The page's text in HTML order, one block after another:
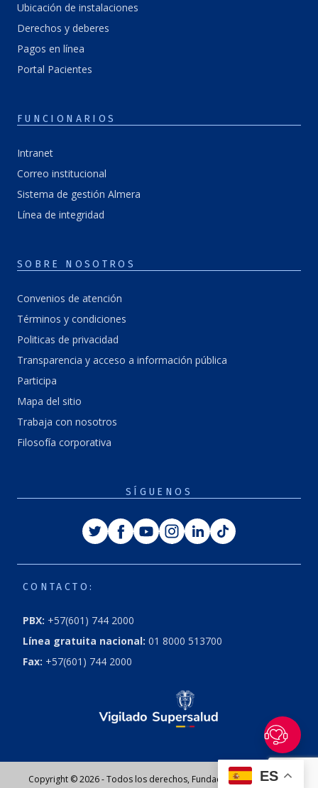
Ubicación de instalaciones
Derechos y deberes
Pagos en línea
Portal Pacientes
FUNCIONARIOS
Intranet
Correo institucional
Sistema de gestión Almera
Línea de integridad
SOBRE NOSOTROS
Convenios de atención
Términos y condiciones
Politicas de privacidad
Transparencia y acceso a información pública
Participa
Mapa del sitio
Trabaja con nosotros
Filosofía corporativa
SÍGUENOS
TwitterFacebook
YoutubeInstagram
LinkedinTiktok
CONTACTO:
PBX: +57(601) 744 2000
Línea gratuita nacional: 01 8000 513700
Fax: +57(601) 744 2000
Copyright © 2026 - Todos los derechos, Fundación Cardioinfantil
ES